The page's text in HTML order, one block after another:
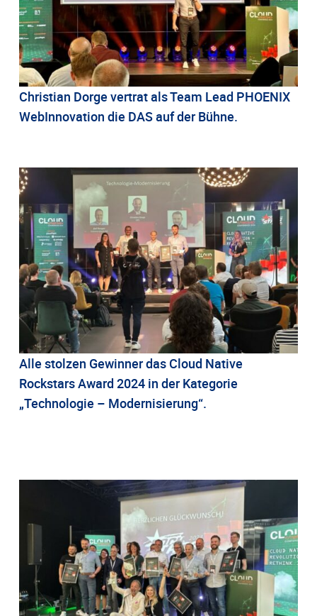
Christian Dorge vertrat als Team Lead PHOENIX
WebInnovation die DAS auf der Bühne.
Alle stolzen Gewinner das Cloud Native
Rockstars Award 2024 in der Kategorie
„Technologie – Modernisierung“.